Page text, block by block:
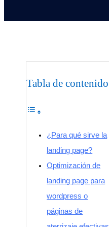
Tabla de contenido
¿Para qué sirve la
landing page?
Optimización de
landing page para
wordpress o
páginas de